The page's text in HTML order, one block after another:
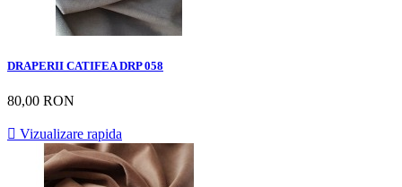
DRAPERII CATIFEA DRP 058
80,00 RON
 Vizualizare rapida